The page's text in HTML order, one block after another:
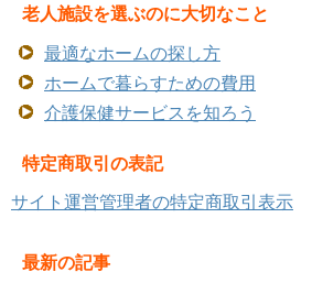
老人施設を選ぶのに大切なこと
最適なホームの探し方
ホームで暮らすための費用
介護保健サービスを知ろう
特定商取引の表記
サイト運営管理者の特定商取引表示
最新の記事